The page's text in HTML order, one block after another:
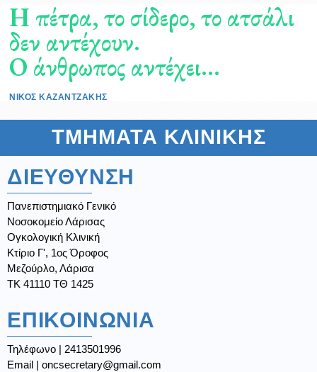
Η πέτρα, το σίδερο, το ατσάλι
δεν αντέχουν.
Ο άνθρωπος αντέχει...
ΝΙΚΟΣ ΚΑΖΑΝΤΖΑΚΗΣ
ΤΜΗΜΑΤΑ ΚΛΙΝΙΚΗΣ
ΔΙΕΥΘΥΝΣΗ
Πανεπιστημιακό Γενικό
Νοσοκομείο Λάρισας
Ογκολογική Κλινική
Κτίριο Γ', 1ος Όροφος
Μεζούρλο, Λάρισα
ΤΚ 41110 ΤΘ 1425
ΕΠΙΚΟΙΝΩΝΙΑ
Τηλέφωνο | 2413501996
Email | oncsecretary@gmail.com